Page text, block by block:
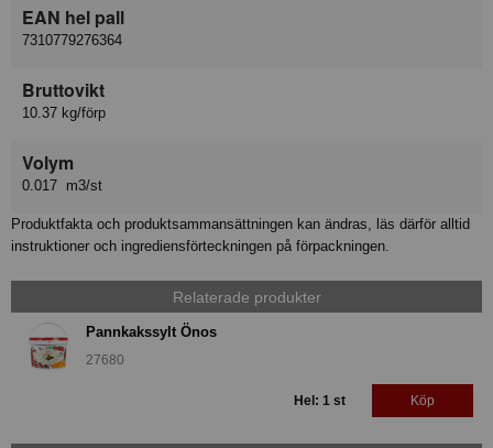
EAN hel pall
7310779276364
Bruttovikt
10.37 kg/förp
Volym
0.017 m3/st
Produktfakta och produktsammansättningen kan ändras, läs därför alltid
instruktioner och ingrediensförteckningen på förpackningen.
Relaterade produkter
Pannkakssylt Önos
27680
Hel: 1 st Köp